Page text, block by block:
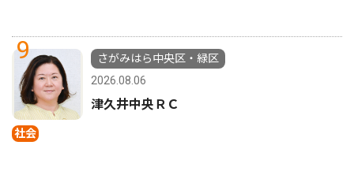
9
社会
さがみはら中央区・緑区
2026.08.06
津久井中央ＲＣ